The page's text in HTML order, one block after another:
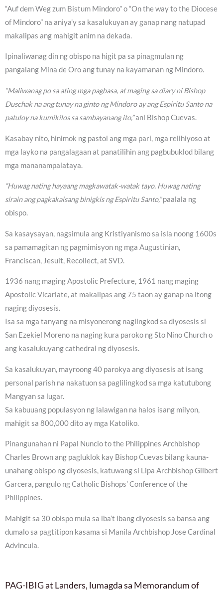
“Auf dem Weg zum Bistum Mindoro” o “On the way to the Diocese
of Mindoro” na aniya’y sa kasalukuyan ay ganap nang natupad
makalipas ang mahigit anim na dekada.
Ipinaliwanag din ng obispo na higit pa sa pinagmulan ng
pangalang Mina de Oro ang tunay na kayamanan ng Mindoro.
“Maliwanag po sa ating mga pagbasa, at maging sa diary ni Bishop
Duschak na ang tunay na ginto ng Mindoro ay ang Espiritu Santo na
patuloy na kumikilos sa sambayanang ito,”ani Bishop Cuevas.
Kasabay nito, hinimok ng pastol ang mga pari, mga relihiyoso at
mga layko na pangalagaan at panatilihin ang pagbubuklod bilang
mga mananampalataya.
“Huwag nating hayaang magkawatak-watak tayo. Huwag nating
sirain ang pagkakaisang binigkis ng Espiritu Santo,”paalala ng
obispo.
Sa kasaysayan, nagsimula ang Kristiyanismo sa isla noong 1600s
sa pamamagitan ng pagmimisyon ng mga Augustinian,
Franciscan, Jesuit, Recollect, at SVD.
1936 nang maging Apostolic Prefecture, 1961 nang maging
Apostolic Vicariate, at makalipas ang 75 taon ay ganap na itong
naging diyosesis.
Isa sa mga tanyang na misyonerong naglingkod sa diyosesis si
San Ezekiel Moreno na naging kura paroko ng Sto Nino Church o
ang kasalukuyang cathedral ng diyosesis.
Sa kasalukuyan, mayroong 40 parokya ang diyosesis at isang
personal parish na nakatuon sa paglilingkod sa mga katutubong
Mangyan sa lugar.
Sa kabuuang populasyon ng lalawigan na halos isang milyon,
mahigit sa 800,000 dito ay mga Katoliko.
Pinangunahan ni Papal Nuncio to the Philippines Archbishop
Charles Brown ang pagluklok kay Bishop Cuevas bilang kauna-
unahang obispo ng diyosesis, katuwang si Lipa Archbishop Gilbert
Garcera, pangulo ng Catholic Bishops’ Conference of the
Philippines.
Mahigit sa 30 obispo mula sa iba’t ibang diyosesis sa bansa ang
dumalo sa pagtitipon kasama si Manila Archbishop Jose Cardinal
Advincula.
PAG-IBIG at Landers, lumagda sa Memorandum of